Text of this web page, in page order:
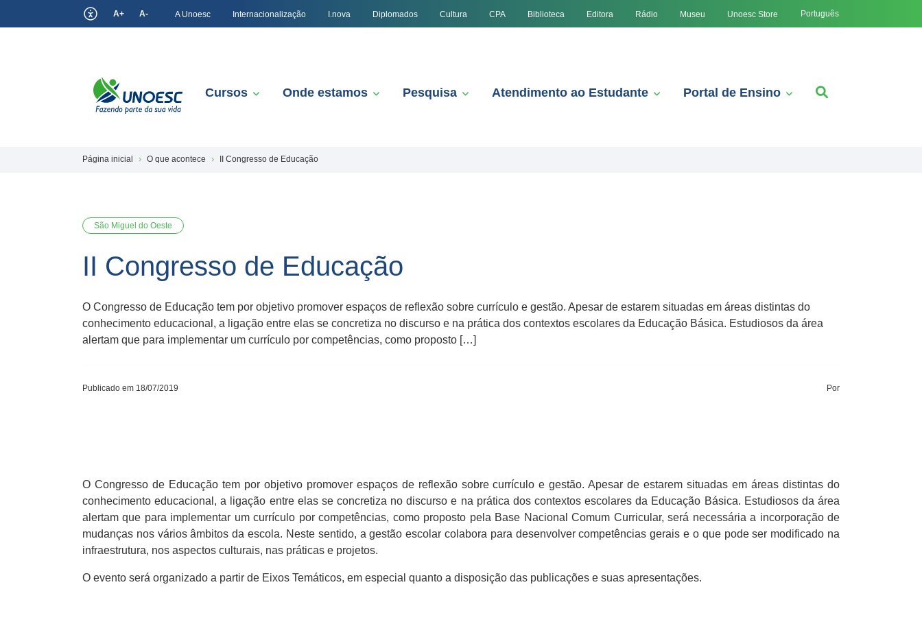
A+ A- A Unoesc Internacionalização I.nova Diplomados Cultura CPA Biblioteca Editora Rádio Museu Unoesc Store Português
Cursos Onde estamos Pesquisa Atendimento ao Estudante Portal de Ensino
Página inicial O que acontece II Congresso de Educação
São Miguel do Oeste
II Congresso de Educação
O Congresso de Educação tem por objetivo promover espaços de reflexão sobre currículo e gestão. Apesar de estarem situadas em áreas distintas do
conhecimento educacional, a ligação entre elas se concretiza no discurso e na prática dos contextos escolares da Educação Básica. Estudiosos da área
alertam que para implementar um currículo por competências, como proposto […]
Publicado em 18/07/2019 Por
O Congresso de Educação tem por objetivo promover espaços de reflexão sobre currículo e gestão. Apesar de estarem situadas em áreas distintas do
conhecimento educacional, a ligação entre elas se concretiza no discurso e na prática dos contextos escolares da Educação Básica. Estudiosos da área
alertam que para implementar um currículo por competências, como proposto pela Base Nacional Comum Curricular, será necessária a incorporação de
mudanças nos vários âmbitos da escola. Neste sentido, a gestão escolar colabora para desenvolver competências gerais e o que pode ser modificado na
infraestrutura, nos aspectos culturais, nas práticas e projetos.
O evento será organizado a partir de Eixos Temáticos, em especial quanto a disposição das publicações e suas apresentações.